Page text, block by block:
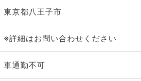
東京都八王子市
※詳細はお問い合わせください
車通勤不可